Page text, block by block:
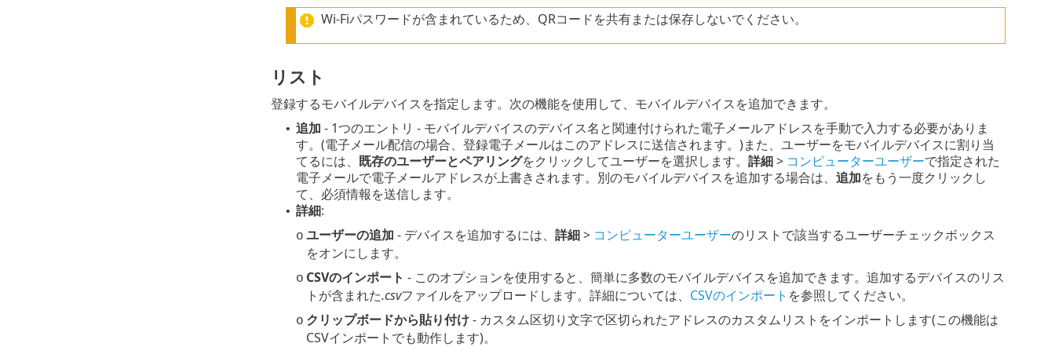
Wi-Fiパスワードが含まれているため、QRコードを共有または保存しないでください。
リスト
登録するモバイルデバイスを指定します。次の機能を使用して、モバイルデバイスを追加できます。
• 追加 - 1つのエントリ - モバイルデバイスのデバイス名と関連付けられた電子メールアドレスを手動で入力する必要がありま
す。(電子メール配信の場合、登録電子メールはこのアドレスに送信されます。)また、ユーザーをモバイルデバイスに割り当
てるには、 既存のユーザーとペアリングをクリックしてユーザーを選択します。 詳細> コンピューターユーザーで指定された
電子メールで電子メールアドレスが上書きされます。別のモバイルデバイスを追加する場合は、 追加をもう一度クリックし
て、必須情報を送信します。
• 詳細:
o ユーザーの追加 - デバイスを追加するには、 詳細> コンピューターユーザーのリストで該当するユーザーチェックボックス
をオンにします。
o CSVのインポート - このオプションを使用すると、簡単に多数のモバイルデバイスを追加できます。追加するデバイスのリス
トが含まれた.csvファイルをアップロードします。詳細については、 CSVのインポート を参照してください。
o クリップボードから貼り付け- カスタム区切り文字で区切られたアドレスのカスタムリストをインポートします(この機能は
CSVインポートでも動作します)。